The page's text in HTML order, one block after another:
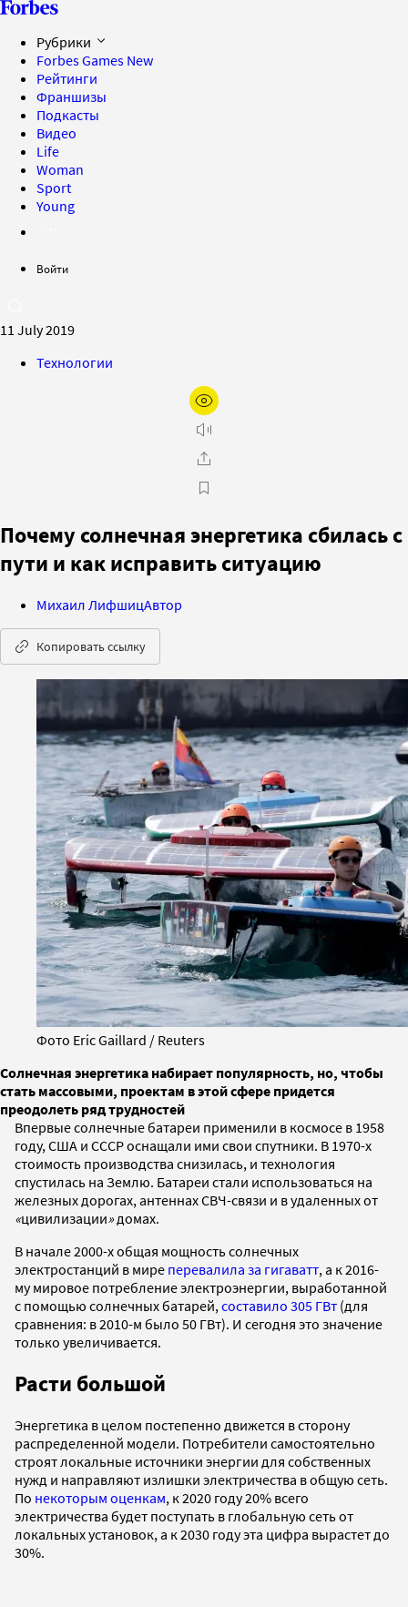
Рубрики
Forbes Games New
Рейтинги
Франшизы
Подкасты
Видео
Life
Woman
Sport
Young
Войти
11 July 2019
Технологии
Почему солнечная энергетика сбилась с
пути и как исправить ситуацию
Михаил ЛифшицАвтор
Копировать ссылку
Фото Eric Gaillard / Reuters
Солнечная энергетика набирает популярность, но, чтобы
стать массовыми, проектам в этой сфере придется
преодолеть ряд трудностей
Впервые солнечные батареи применили в космосе в 1958
году, США и СССР оснащали ими свои спутники. В 1970-х
стоимость производства снизилась, и технология
спустилась на Землю. Батареи стали использоваться на
железных дорогах, антеннах СВЧ-связи и в удаленных от
«цивилизации»домах.
В начале 2000-х общая мощность солнечных
электростанций в мире перевалила за гигаватт, а к 2016-
му мировое потребление электроэнергии, выработанной
с помощью солнечных батарей, составило 305 ГВт (для
сравнения: в 2010-м было 50 ГВт). И сегодня это значение
только увеличивается.
Расти большой
Энергетика в целом постепенно движется в сторону
распределенной модели. Потребители самостоятельно
строят локальные источники энергии для собственных
нужд и направляют излишки электричества в общую сеть.
По некоторым оценкам, к 2020 году 20% всего
электричества будет поступать в глобальную сеть от
локальных установок, а к 2030 году эта цифра вырастет до
30%.